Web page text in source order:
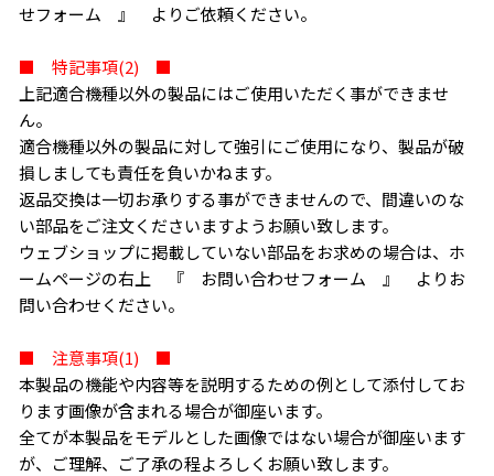
せフォーム 』 よりご依頼ください。
■ 特記事項(2) ■
上記適合機種以外の製品にはご使用いただく事ができませ
ん。
適合機種以外の製品に対して強引にご使用になり、製品が破
損しましても責任を負いかねます。
返品交換は一切お承りする事ができませんので、間違いのな
い部品をご注文くださいますようお願い致します。
ウェブショップに掲載していない部品をお求めの場合は、ホ
ームページの右上 『 お問い合わせフォーム 』 よりお
問い合わせください。
■ 注意事項(1) ■
本製品の機能や内容等を説明するための例として添付してお
ります画像が含まれる場合が御座います。
全てが本製品をモデルとした画像ではない場合が御座います
が、ご理解、ご了承の程よろしくお願い致します。